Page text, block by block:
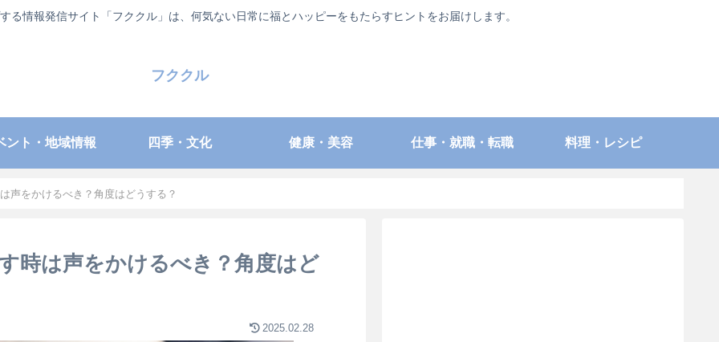
る情報発信サイト「フククル」は、何気ない日常に福とハッピーをもたらすヒントをお届けします。
フククル
ント・地域情報 四季・文化 健康・美容 仕事・就職・転職 料理・レシピ
声をかけるべき？角度はどうする？
時は声をかけるべき？角度はど
2025.02.28